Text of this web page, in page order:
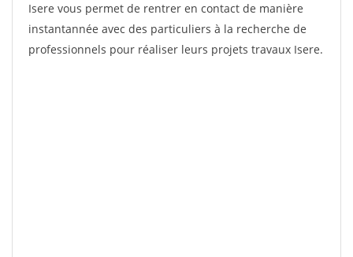
Isere vous permet de rentrer en contact de manière
instantannée avec des particuliers à la recherche de
professionnels pour réaliser leurs projets travaux Isere.